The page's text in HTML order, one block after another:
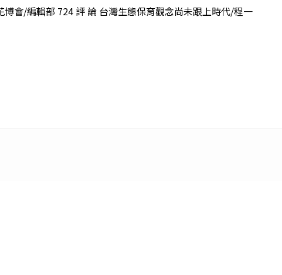
會/編輯部 724 評 論 台灣生態保育觀念尚未跟上時代/程一